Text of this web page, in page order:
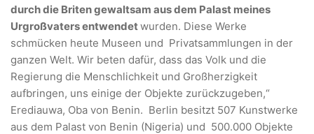
durch die Briten gewaltsam aus dem Palast meines
Urgroßvaters entwendetwurden. Diese Werke
schmücken heute Museen und Privatsammlungen in der
ganzen Welt. Wir beten dafür, dass das Volk und die
Regierung die Menschlichkeit und Großherzigkeit
aufbringen, uns einige der Objekte zurückzugeben,“
Erediauwa, Oba von Benin. Berlin besitzt 507 Kunstwerke
aus dem Palast von Benin (Nigeria) und 500.000 Objekte